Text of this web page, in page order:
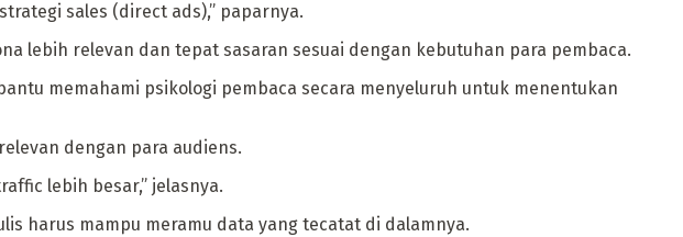
sales (direct ads),” paparnya.
lebih relevan dan tepat sasaran sesuai dengan kebutuhan para pembaca.
memahami psikologi pembaca secara menyeluruh untuk menentukan
dengan para audiens.
lebih besar,” jelasnya.
harus mampu meramu data yang tecatat di dalamnya.